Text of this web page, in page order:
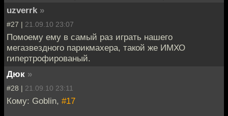
uzverrk »
#27 | 21.09.10 23:07
Помоему ему в самый раз играть нашего
мегазвездного парикмахера, такой же ИМХО
гипертрофированый.
Дюк »
#28 | 21.09.10 23:11
Кому: Goblin, #17